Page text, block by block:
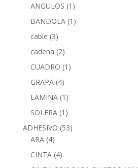
ANGULOS (1)
BANDOLA (1)
cable (3)
cadena (2)
CUADRO (1)
GRAPA (4)
LAMINA (1)
SOLERA (1)
ADHESIVO (53)
ARA (4)
CINTA (4)